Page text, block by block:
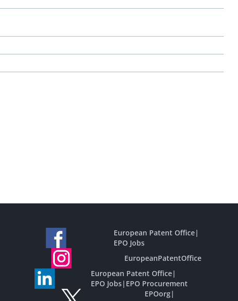
European Patent Office|
EPO Jobs
EuropeanPatentOffice
European Patent Office|
EPO Jobs| EPO Procurement
EPOorg|